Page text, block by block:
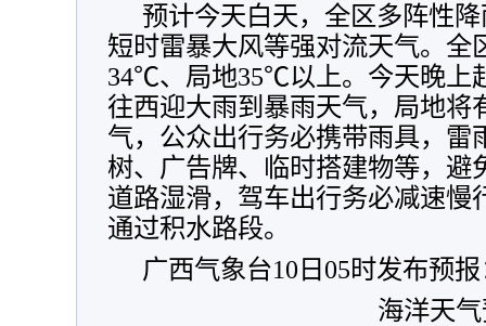
预计今天白天，全区多阵性
短时雷暴大风等强对流天气。全
34℃、局地35℃以上。 今天晚上
往西迎大雨到暴雨天气，局地将
气，公众出行务必携带雨具，雷
树、广告牌、临时搭建物等，避
道路湿滑，驾车出行务必减速慢
通过积水路段。
广西气象台10日05时发布预
海洋天